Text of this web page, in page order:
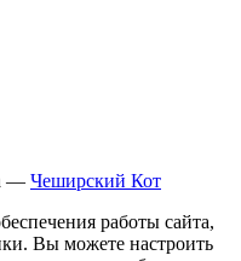
— Чеширский Кот
работы сайта,
Вы можете настроить